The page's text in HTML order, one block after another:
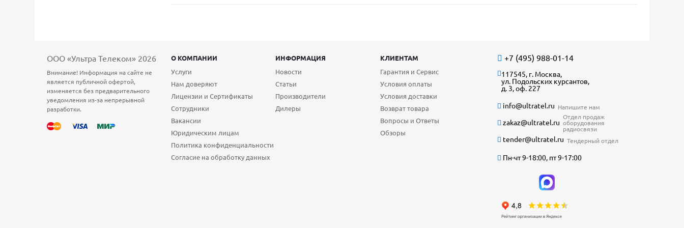
ООО «Ультра Телеком» 2026
Внимание! Информация на сайте не
является публичной офертой,
изменяется без предварительного
уведомления из-за непрерывной
разработки.
О КОМПАНИИ ИНФОРМАЦИЯ
КЛИЕНТАМ
Услуги
Нам доверяют
Лицензии и Сертификаты
Сотрудники
Вакансии
Юридическим лицам
Политика конфиденциальности
Согласие на обработку данных
Новости
Статьи
Производители
Дилеры
Гарантия и Сервис
Условия оплаты
Условия доставки
Возврат товара
Вопросы и Ответы
Обзоры
+7 (495) 988-01-14
117545, г. Москва,
ул. Подольских курсантов,
д. 3, оф. 227
info@ultratel.ru Напишите нам
zakaz@ultratel.ru
Отдел продаж
оборудования
радиосвязи
tender@ultratel.ru Тендерный отдел
Пн-чт 9-18:00, пт 9-17:00